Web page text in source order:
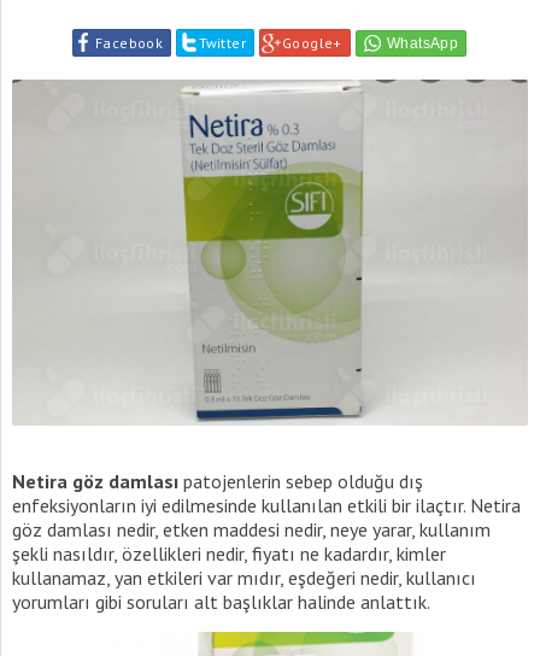
Facebook Twitter Google+
Netira göz damlası patojenlerin sebep olduğu dış
enfeksiyonların iyi edilmesinde kullanılan etkili bir ilaçtır. Netira
göz damlası nedir, etken maddesi nedir, neye yarar, kullanım
şekli nasıldır, özellikleri nedir, fiyatı ne kadardır, kimler
kullanamaz, yan etkileri var mıdır, eşdeğeri nedir, kullanıcı
yorumları gibi soruları alt başlıklar halinde anlattık.